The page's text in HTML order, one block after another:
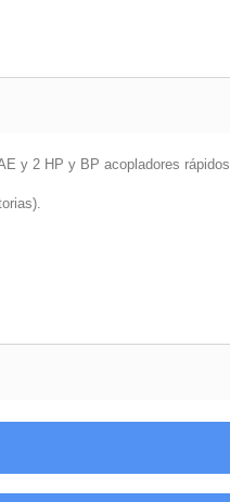
y 2 HP y BP acopladores rápidos